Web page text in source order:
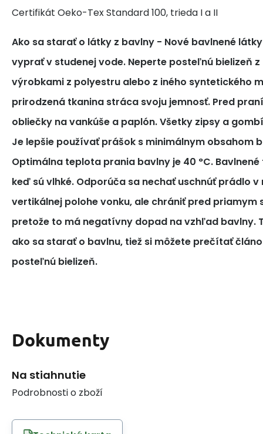
Certifikát Oeko-Tex Standard 100, trieda I a II
Ako sa starať o látky z bavlny - Nové bavlnené
vyprať v studenej vode. Neperte posteľnú bielizeň
výrobkami z polyestru alebo z iného syntetického
prirodzená tkanina stráca svoju jemnosť. Pred
obliečky na vankúše a paplón. Všetky zipsy a
Je lepšie používať prášok s minimálnym obsahom
Optimálna teplota prania bavlny je 40 °C. Bavlnené
keď sú vlhké. Odporúča sa nechať uschnúť prádlo
vertikálnej polohe vonku, ale chrániť pred priamym
pretože to má negatívny dopad na vzhľad bavlny.
ako sa starať o bavlnu, tiež si môžete prečítať
posteľnú bielizeň.
Dokumenty
Na stiahnutie
Podrobnosti o zboží